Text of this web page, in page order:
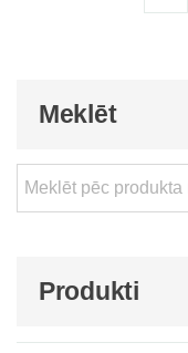
Meklēt
Produkti